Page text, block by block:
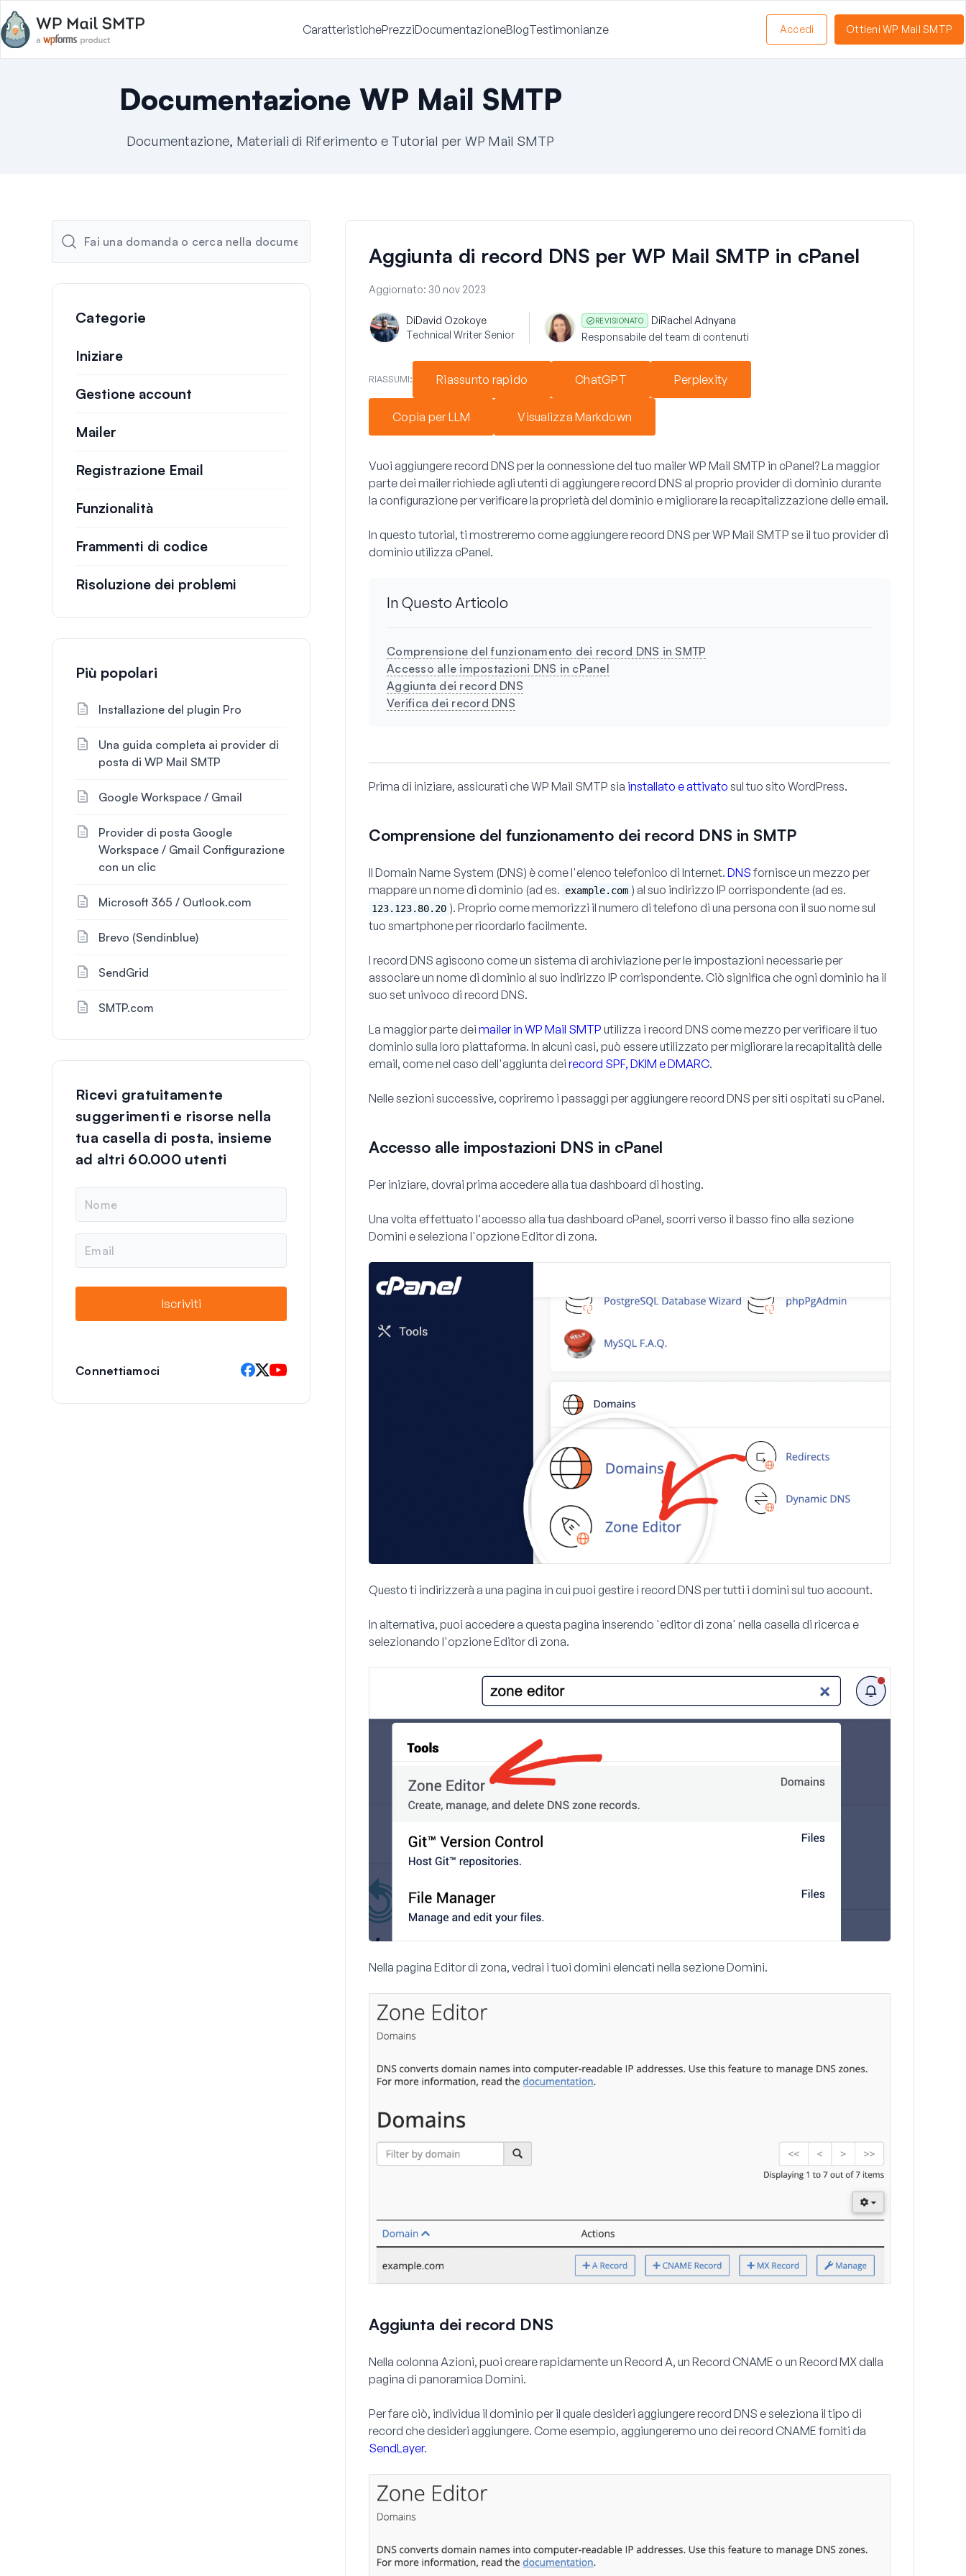
CaratteristichePrezziDocumentazioneBlogTestimonianze Accedi Ottieni WP Mail SMTP
Documentazione WP Mail SMTP
Documentazione, Materiali di Riferimento e Tutorial per WP Mail SMTP
Aggiunta di record DNS per WP Mail SMTP in cPanel
Aggiornato: 30 nov 2023
DiDavid Ozokoye
Technical Writer Senior
REVISIONATO DiRachel Adnyana
Responsabile del team di contenuti
RIASSUMI: Riassunto rapido ChatGPT Perplexity
Copia per LLM Visualizza Markdown
Vuoi aggiungere record DNS per la connessione del tuo mailer WP Mail SMTP in cPanel? La maggior
parte dei mailer richiede agli utenti di aggiungere record DNS al proprio provider di dominio durante
la configurazione per verificare la proprietà del dominio e migliorare la recapitalizzazione delle email.
In questo tutorial, ti mostreremo come aggiungere record DNS per WP Mail SMTP se il tuo provider di
dominio utilizza cPanel.
In Questo Articolo
Comprensione del funzionamento dei record DNS in SMTP
Accesso alle impostazioni DNS in cPanel
Aggiunta dei record DNS
Verifica dei record DNS
Prima di iniziare, assicurati che WP Mail SMTP sia installato e attivato sul tuo sito WordPress.
Comprensione del funzionamento dei record DNS in SMTP
Il Domain Name System (DNS) è come l'elenco telefonico di Internet. DNSfornisce un mezzo per
mappare un nome di dominio (ad es. example.com ) al suo indirizzo IP corrispondente (ad es.
123.123.80.20 ). Proprio come memorizzi il numero di telefono di una persona con il suo nome sul
tuo smartphone per ricordarlo facilmente.
I record DNS agiscono come un sistema di archiviazione per le impostazioni necessarie per
associare un nome di dominio al suo indirizzo IP corrispondente. Ciò significa che ogni dominio ha il
suo set univoco di record DNS.
La maggior parte dei mailer in WP Mail SMTP utilizza i record DNS come mezzo per verificare il tuo
dominio sulla loro piattaforma. In alcuni casi, può essere utilizzato per migliorare la recapitalità delle
email, come nel caso dell'aggiunta dei record SPF, DKIM e DMARC.
Nelle sezioni successive, copriremo i passaggi per aggiungere record DNS per siti ospitati su cPanel.
Accesso alle impostazioni DNS in cPanel
Per iniziare, dovrai prima accedere alla tua dashboard di hosting.
Una volta effettuato l'accesso alla tua dashboard cPanel, scorri verso il basso fino alla sezione
Domini e seleziona l'opzioneEditor di zona.
Questo ti indirizzerà a una pagina in cui puoi gestire i record DNS per tutti i domini sul tuo account.
In alternativa, puoi accedere a questa pagina inserendo 'editor di zona' nella casella di ricerca e
selezionando l'opzioneEditor di zona.
Nella pagina Editor di zona, vedrai i tuoi domini elencati nella sezioneDomini.
Aggiunta dei record DNS
Nella colonna Azioni, puoi creare rapidamente un Record A, un Record CNAME o un Record MXdalla
pagina di panoramica Domini.
Per fare ciò, individua il dominio per il quale desideri aggiungere record DNS e seleziona il tipo di
record che desideri aggiungere. Come esempio, aggiungeremo uno dei record CNAME forniti da
SendLayer.
Categorie
Iniziare
Gestione account
Mailer
Registrazione Email
Funzionalità
Frammenti di codice
Risoluzione dei problemi
Più popolari
Installazione del plugin Pro
Una guida completa ai provider di
posta di WP Mail SMTP
Google Workspace / Gmail
Provider di posta Google
Workspace / Gmail Configurazione
con un clic
Microsoft 365 / Outlook.com
Brevo (Sendinblue)
SendGrid
SMTP.com
Ricevi gratuitamente
suggerimenti e risorse nella
tua casella di posta, insieme
ad altri 60.000 utenti
m
e
a
Iscriviti
Connettiamoci